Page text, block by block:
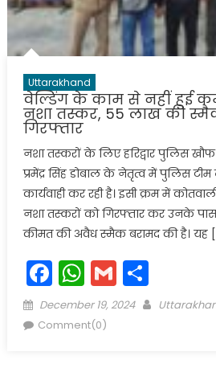
Uttarakhand
वेल्डिंग के काम से नहीं हुई
नशा तस्कर, 55 लाख की
गिरफ्तार
नशा तस्करों के लिए हरिद्वार पुलिस
प्रमेंद्र सिंह डोबाल के नेतृत्व में पुलिस
कार्यवाही कर रही है। इसी क्रम में
नशा तस्करों को गिरफ्तार कर उनके
कीमत की अवैध स्मैक बरामद की है। यह
Facebook
WhatsApp
GmailShare
Posted
on
December 19, 2024 Author
Comment(0)